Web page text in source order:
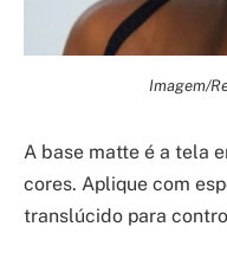
Imagem/
A base matte é a tela
cores. Aplique com
translúcido para